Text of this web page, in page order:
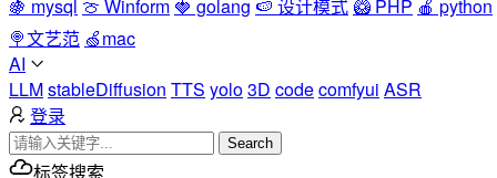
🍇 mysql 🍈 Winform 🍓 golang 🍉 设计模式 🥝 PHP 🍎 python
🍭文艺范 🍏mac
AI
LLMstableDiffusion TTS yolo3D codecomfyui ASR
登录
Search
标签搜索